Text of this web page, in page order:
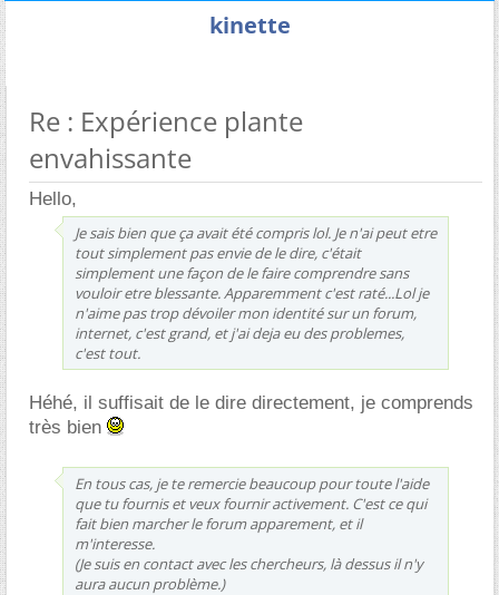
kinette
Re : Expérience plante
envahissante
Hello,
Je sais bien que ça avait été compris lol. Je n'ai peut etre
tout simplement pas envie de le dire, c'était
simplement une façon de le faire comprendre sans
vouloir etre blessante. Apparemment c'est raté...Lol je
n'aime pas trop dévoiler mon identité sur un forum,
internet, c'est grand, et j'ai deja eu des problemes,
c'est tout.
Héhé, il suffisait de le dire directement, je comprends
très bien
En tous cas, je te remercie beaucoup pour toute l'aide
que tu fournis et veux fournir activement. C'est ce qui
fait bien marcher le forum apparement, et il
m'interesse.
(Je suis en contact avec les chercheurs, là dessus il n'y
aura aucun problème.)